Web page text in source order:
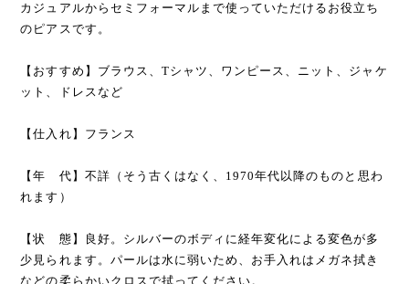
カジュアルからセミフォーマルまで使っていただけるお役立ち
のピアスです。
【おすすめ】ブラウス、Tシャツ、ワンピース、ニット、ジャケ
ット、ドレスなど
【仕入れ】フランス
【年 代】不詳（そう古くはなく、1970年代以降のものと思わ
れます）
【状 態】良好。シルバーのボディに経年変化による変色が多
少見られます。パールは水に弱いため、お手入れはメガネ拭き
などの柔らかいクロスで拭ってください。